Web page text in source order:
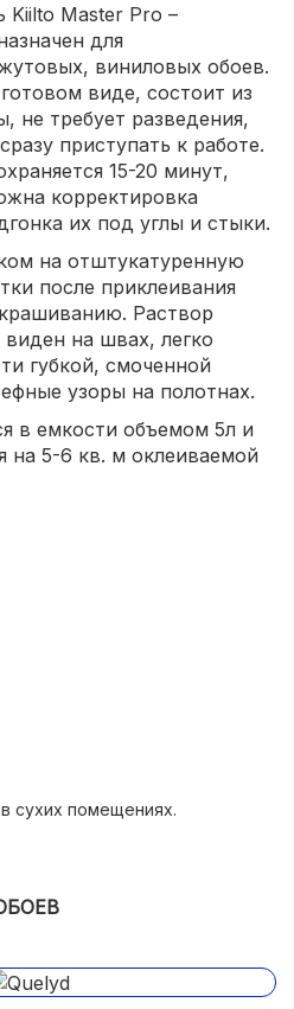
Kiilto Master Pro –
для
виниловых обоев.
виде, состоит из
не требует разведения,
приступать к работе.
15-20 минут,
корректировка
их под углы и стыки.
на отштукатуренную
после приклеивания
Раствор
на швах, легко
губкой, смоченной
узоры на полотнах.
в емкости объемом 5л и
на 5-6 кв. м оклеиваемой
сухих помещениях.